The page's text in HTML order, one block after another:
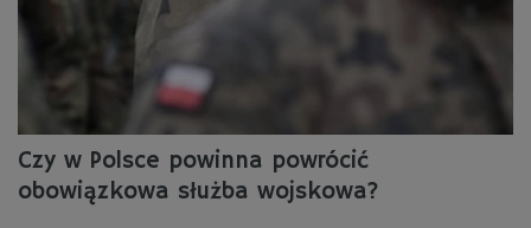
Czy w Polsce powinna powrócić
obowiązkowa służba wojskowa?